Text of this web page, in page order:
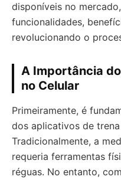
disponíveis no
funcionalidades,
revolucionando o
A Importância
no Celular
Primeiramente, é
dos aplicativos de
Tradicionalmente, a
requeria ferramentas
réguas. No entanto,